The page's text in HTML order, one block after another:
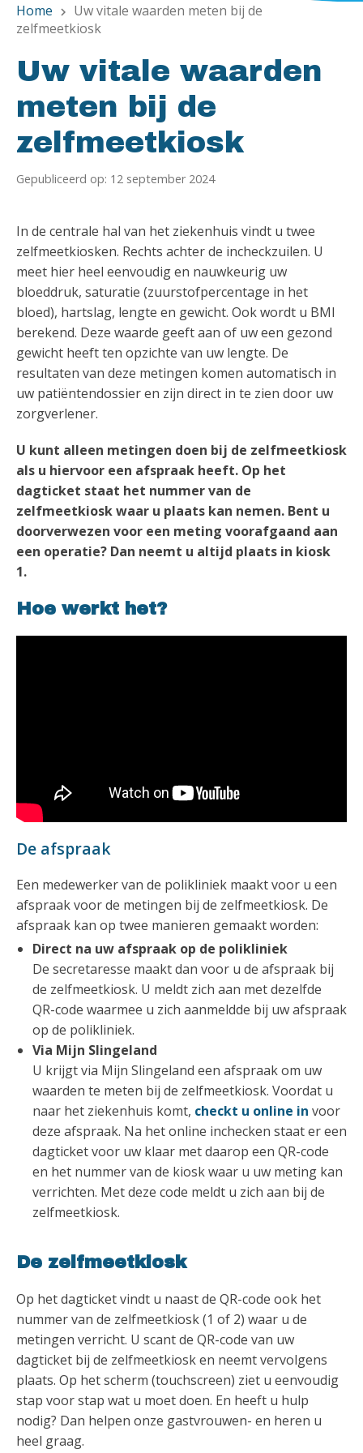
Home chevron_right
Uw vitale waarden meten bij de
zelfmeetkiosk
Uw vitale waarden
meten bij de
zelfmeetkiosk
Gepubliceerd op: 12 september 2024
In de centrale hal van het ziekenhuis vindt u twee
zelfmeetkiosken. Rechts achter de incheckzuilen. U
meet hier heel eenvoudig en nauwkeurig uw
bloeddruk, saturatie (zuurstofpercentage in het
bloed), hartslag, lengte en gewicht. Ook wordt u BMI
berekend. Deze waarde geeft aan of uw een gezond
gewicht heeft ten opzichte van uw lengte. De
resultaten van deze metingen komen automatisch in
uw patiëntendossier en zijn direct in te zien door uw
zorgverlener.
U kunt alleen metingen doen bij de zelfmeetkiosk
als u hiervoor een afspraak heeft. Op het
dagticket staat het nummer van de
zelfmeetkiosk waar u plaats kan nemen. Bent u
doorverwezen voor een meting voorafgaand aan
een operatie? Dan neemt u altijd plaats in kiosk
1.
Hoe werkt het?
De afspraak
Een medewerker van de polikliniek maakt voor u een
afspraak voor de metingen bij de zelfmeetkiosk. De
afspraak kan op twee manieren gemaakt worden:
Direct na uw afspraak op de polikliniek
De secretaresse maakt dan voor u de afspraak bij
de zelfmeetkiosk. U meldt zich aan met dezelfde
QR-code waarmee u zich aanmeldde bij uw afspraak
op de polikliniek.
Via Mijn Slingeland
U krijgt via Mijn Slingeland een afspraak om uw
waarden te meten bij de zelfmeetkiosk. Voordat u
naar het ziekenhuis komt, checkt u online in voor
deze afspraak. Na het online inchecken staat er een
dagticket voor uw klaar met daarop een QR-code
en het nummer van de kiosk waar u uw meting kan
verrichten. Met deze code meldt u zich aan bij de
zelfmeetkiosk.
De zelfmeetkiosk
Op het dagticket vindt u naast de QR-code ook het
nummer van de zelfmeetkiosk (1 of 2) waar u de
metingen verricht. U scant de QR-code van uw
dagticket bij de zelfmeetkiosk en neemt vervolgens
plaats. Op het scherm (touchscreen) ziet u eenvoudig
stap voor stap wat u moet doen. En heeft u hulp
nodig? Dan helpen onze gastvrouwen- en heren u
heel graag.